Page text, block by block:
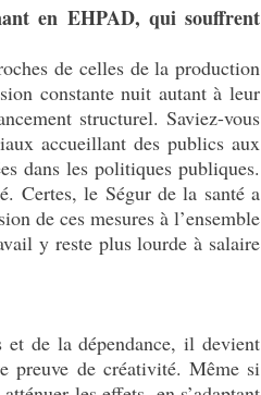
en EHPAD, qui souffrent
de celles de la production
constante nuit autant à leur
structurel. Saviez-vous
accueillant des publics aux
dans les politiques publiques.
Certes, le Ségur de la santé a
de ces mesures à l’ensemble
y reste plus lourde à salaire
et de la dépendance, il devient
preuve de créativité. Même si